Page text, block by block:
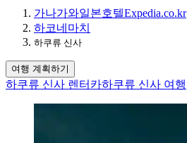
가나가와일본호텔Expedia.co.kr
하코네마치
하쿠류 신사
여행 계획하기
하쿠류 신사 렌터카하쿠류 신사 여행